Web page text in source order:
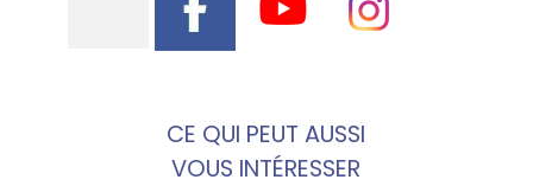
CE QUI PEUT AUSSI
VOUS INTÉRESSER